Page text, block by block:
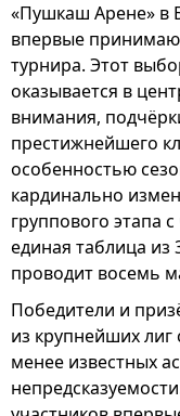
«Пушкаш Арене» в
впервые
турнира. Этот
оказывается в
внимания,
престижнейшего
особенностью
кардинально
группового этапа
единая таблица из
проводит восемь
Победители и
из крупнейших лиг
менее известных